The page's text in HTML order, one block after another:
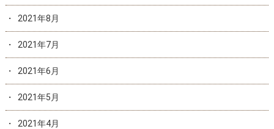
2021年8月
2021年7月
2021年6月
2021年5月
2021年4月